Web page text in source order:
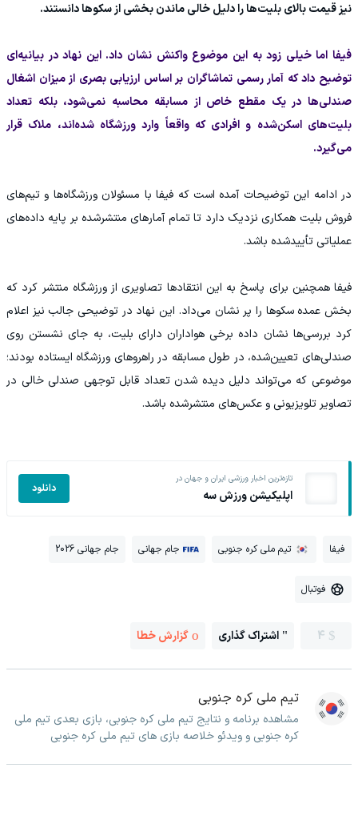
نیز قیمت بالای بلیت‌ها را دلیل خالی ماندن بخشی از سکوها دانستند.
فیفا اما خیلی زود به این موضوع واکنش نشان داد. این نهاد در بیانیه‌ای
توضیح داد که آمار رسمی تماشاگران بر اساس ارزیابی بصری از میزان اشغال
صندلی‌ها در یک مقطع خاص از مسابقه محاسبه نمی‌شود، بلکه تعداد
بلیت‌های اسکن‌شده و افرادی که واقعاً وارد ورزشگاه شده‌اند، ملاک قرار
می‌گیرد.
در ادامه این توضیحات آمده است که فیفا با مسئولان ورزشگاه‌ها و تیم‌های
فروش بلیت همکاری نزدیک دارد تا تمام آمارهای منتشرشده بر پایه داده‌های
عملیاتی تأییدشده باشد.
فیفا همچنین برای پاسخ به این انتقادها تصاویری از ورزشگاه منتشر کرد که
بخش عمده سکوها را پر نشان می‌داد. این نهاد در توضیحی جالب نیز اعلام
کرد بررسی‌ها نشان داده برخی هواداران دارای بلیت، به جای نشستن روی
صندلی‌های تعیین‌شده، در طول مسابقه در راهروهای ورزشگاه ایستاده بودند؛
موضوعی که می‌تواند دلیل دیده شدن تعداد قابل توجهی صندلی خالی در
تصاویر تلویزیونی و عکس‌های منتشرشده باشد.
تازه‌ترین اخبار ورزشی ایران و جهان در
اپلیکیشن ورزش سه دانلود
فیفا تیم ملی کره جنوبی جام جهانی جام جهانی 2026
فوتبال
4 اشتراک گذاری گزارش خطا
تیم ملی کره جنوبی
مشاهده برنامه و نتایج تیم ملی کره جنوبی، بازی بعدی تیم ملی
کره جنوبی و ویدئو خلاصه بازی های تیم ملی کره جنوبی